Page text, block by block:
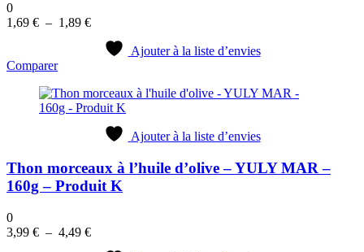
0
1,69 € – 1,89 €Plage
prix :
1,89 €
Ajouter à la liste d’envies
Comparer
Ajouter à la liste d’envies
Thon morceaux à l’huile d’olive – YULY MAR –
160g – Produit K
0
3,99 € – 4,49 €Plage